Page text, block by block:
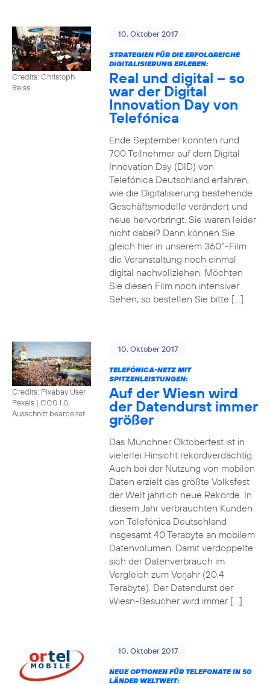
Credits: Christoph
Reiss
10. Oktober 2017
STRATEGIEN FÜR DIE ERFOLGREICHE
DIGITALISIERUNG ERLEBEN:
Real und digital – so
war der Digital
Innovation Day von
Telefónica
Ende September konnten rund
700 Teilnehmer auf dem Digital
Innovation Day (DID) von
Telefónica Deutschland erfahren,
wie die Digitalisierung bestehende
Geschäftsmodelle verändert und
neue hervorbringt. Sie waren leider
nicht dabei? Dann können Sie
gleich hier in unserem 360°-Film
die Veranstaltung noch einmal
digital nachvollziehen. Möchten
Sie diesen Film noch intensiver
Sehen, so bestellen Sie bitte […]
Credits: Pixabay User
Pexels | CC0 1.0,
Ausschnitt bearbeitet
10. Oktober 2017
TELEFÓNICA-NETZ MIT
SPITZENLEISTUNGEN:
Auf der Wiesn wird
der Datendurst immer
größer
Das Münchner Oktoberfest ist in
vielerlei Hinsicht rekordverdächtig.
Auch bei der Nutzung von mobilen
Daten erzielt das größte Volksfest
der Welt jährlich neue Rekorde. In
diesem Jahr verbrauchten Kunden
von Telefónica Deutschland
insgesamt 40 Terabyte an mobilem
Datenvolumen. Damit verdoppelte
sich der Datenverbrauch im
Vergleich zum Vorjahr (20,4
Terabyte). Der Datendurst der
Wiesn-Besucher wird immer […]
10. Oktober 2017
NEUE OPTIONEN FÜR TELEFONATE IN 50
LÄNDER WELTWEIT: